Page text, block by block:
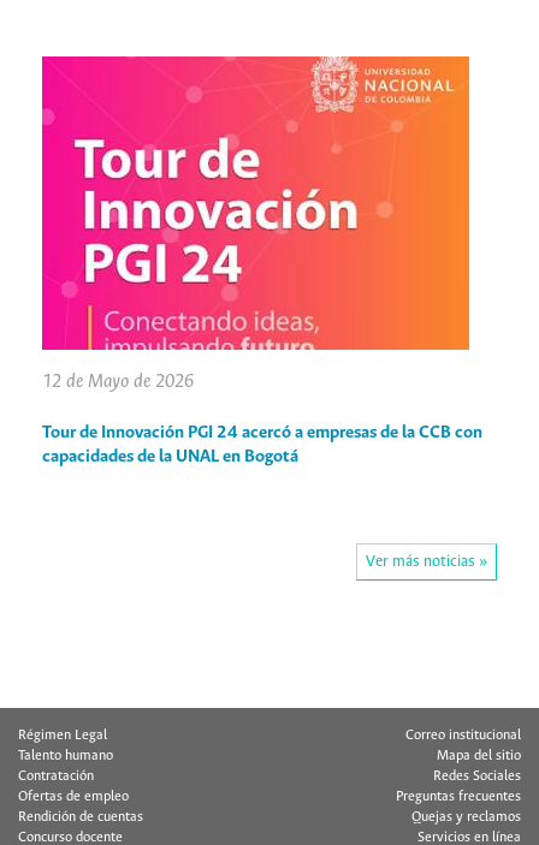
12 de Mayo de 2026
Tour de Innovación PGI 24 acercó a empresas de la CCB con
capacidades de la UNAL en Bogotá
Ver más noticias »
Régimen Legal
Talento humano
Contratación
Ofertas de empleo
Rendición de cuentas
Concurso docente
Correo institucional
Mapa del sitio
Redes Sociales
Preguntas frecuentes
Quejas y reclamos
Servicios en línea